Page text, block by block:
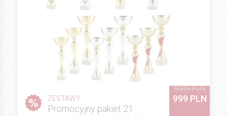
ZESTAWY
Promocyjny pakiet 21
1099 PLN
999 PLN